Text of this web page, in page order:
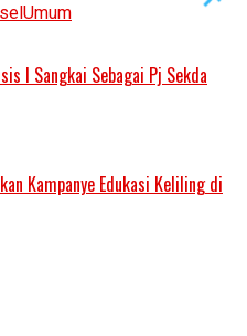
Umum
I Sangkai Sebagai Pj Sekda
Kampanye Edukasi Keliling di